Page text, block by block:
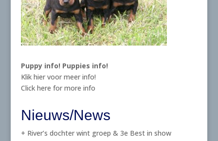
Puppy info! Puppies info!
Klik hier voor meer info!
Click here for more info
Nieuws/News
+ River’s dochter wint groep & 3e Best in show